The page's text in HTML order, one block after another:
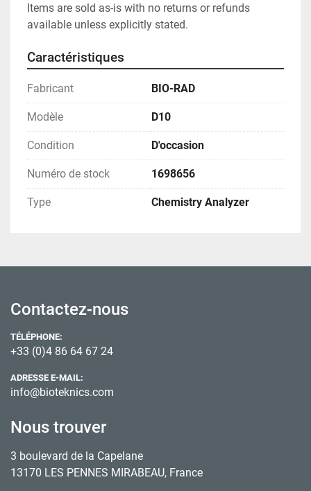
Items are sold as-is with no returns or refunds
available unless explicitly stated.
Caractéristiques
Fabricant BIO-RAD
Modèle D10
Condition D'occasion
Numéro de stock 1698656
Type Chemistry Analyzer
Contactez-nous
TÉLÉPHONE:
+33 (0)4 86 64 67 24
ADRESSE E-MAIL:
info@bioteknics.com
Nous trouver
3 boulevard de la Capelane
13170 LES PENNES MIRABEAU, France